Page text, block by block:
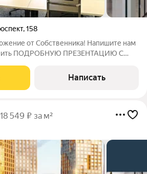
,158
от Собственника! Напишите нам
ПОДРОБНУЮ ПРЕЗЕНТАЦИЮ С
центре на Ленинском проспекте.
«под ключ» с
Написать
549 ₽ за м²